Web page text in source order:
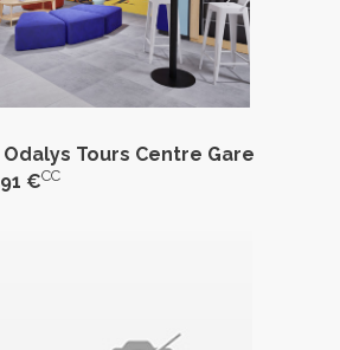
Tours Centre Gare
€CC